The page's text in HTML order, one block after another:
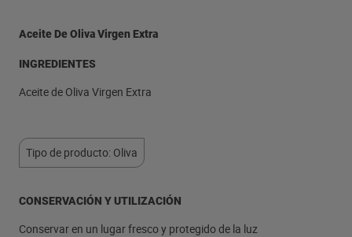
Aceite De Oliva Virgen Extra
INGREDIENTES
Aceite de Oliva Virgen Extra
Tipo de producto: Oliva
CONSERVACIÓN Y UTILIZACIÓN
Conservar en un lugar fresco y protegido de la luz